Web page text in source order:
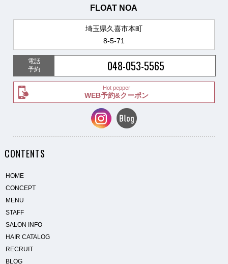
FLOAT NOA
埼玉県久喜市本町
8-5-71
電話
予約
048-053-5565
Hot pepper
WEB予約&クーポン
CONTENTS
HOME
CONCEPT
MENU
STAFF
SALON INFO
HAIR CATALOG
RECRUIT
BLOG